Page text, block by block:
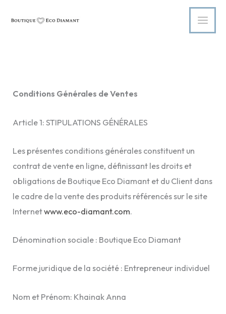
Conditions Générales de Ventes
Article 1: STIPULATIONS GÉNÉRALES
Les présentes conditions générales constituent un
contrat de vente en ligne, définissant les droits et
obligations de Boutique Eco Diamant et du Client dans
le cadre de la vente des produits référencés sur le site
Internetwww.eco-diamant.com.
Dénomination sociale : Boutique Eco Diamant
Forme juridique de la société : Entrepreneur individuel
Nom et Prénom: Khainak Anna